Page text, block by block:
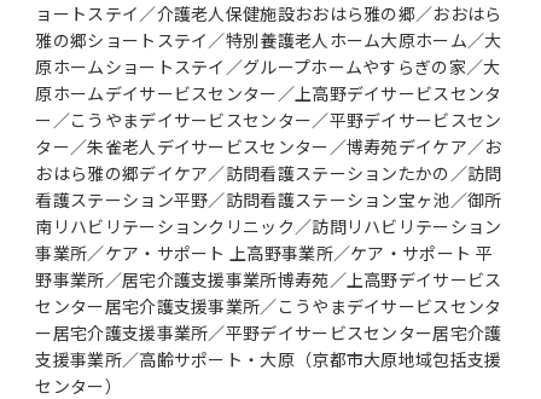
ョートステイ／介護老人保健施設おおはら雅の郷／おおはら
雅の郷ショートステイ／特別養護老人ホーム大原ホーム／大
原ホームショートステイ／グループホームやすらぎの家／大
原ホームデイサービスセンター／上高野デイサービスセンタ
ー／こうやまデイサービスセンター／平野デイサービスセン
ター／朱雀老人デイサービスセンター／博寿苑デイケア／お
おはら雅の郷デイケア／訪問看護ステーションたかの／訪問
看護ステーション平野／訪問看護ステーション宝ヶ池／御所
南リハビリテーションクリニック／訪問リハビリテーション
事業所／ケア・サポート 上高野事業所／ケア・サポート 平
野事業所／居宅介護支援事業所博寿苑／上高野デイサービス
センター居宅介護支援事業所／こうやまデイサービスセンタ
ー居宅介護支援事業所／平野デイサービスセンター居宅介護
支援事業所／高齢サポート・大原（京都市大原地域包括支援
センター）